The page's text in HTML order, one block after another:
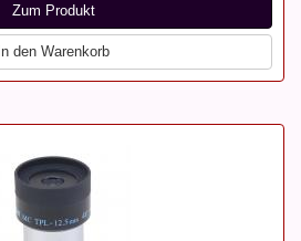
Zum Produkt
In den Warenkorb